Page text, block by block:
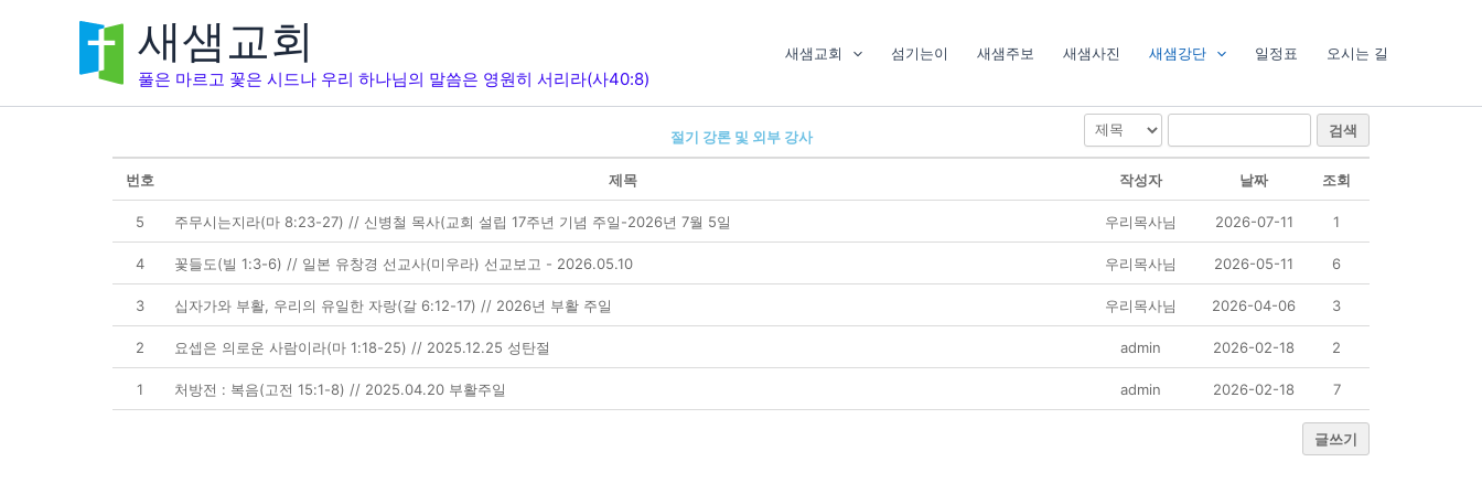
건
새샘교회
풀은 마르고 꽃은 시드나 우리 하나님의 말씀은 영원히 서리라(사40:8)
새샘교회 섬기는이 새샘주보 새샘사진 새샘강단 일정표 오시는 길
절기 강론 및 외부 강사 검색
번호 제목 작성자 날짜 조회
5 주무시는지라(마 8:23-27) // 신병철 목사(교회 설립 17주년 기념 주일-2026년 7월 5일 우리목사님 2026-07-11 1
4 꽃들도(빌 1:3-6) // 일본 유창경 선교사(미우라) 선교보고 - 2026.05.10 우리목사님 2026-05-11 6
3 십자가와 부활, 우리의 유일한 자랑(갈 6:12-17) // 2026년 부활 주일 우리목사님 2026-04-06 3
2 요셉은 의로운 사람이라(마 1:18-25) // 2025.12.25 성탄절 admin 2026-02-18 2
1 처방전 : 복음(고전 15:1-8) // 2025.04.20 부활주일 admin 2026-02-18 7
글쓰기